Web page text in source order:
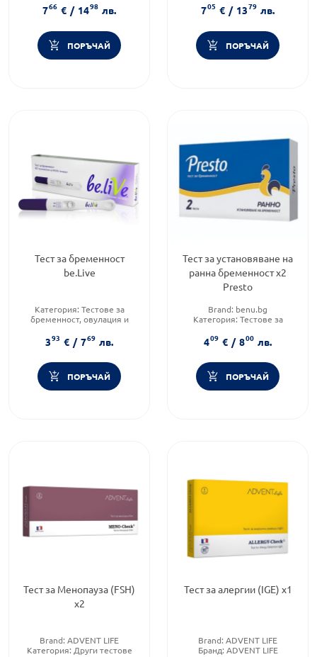
бременност, овулация и
фертилитет
766 € / 1498 лв.
ПОРЪЧАЙ
фертилитет
Предназначено за:
възрастни
705 € / 1379 лв.
ПОРЪЧАЙ
Тест за бременност
be.Live
Категория: Тестове за
бременност, овулация и
Предназначено за: възрастни
Форма на продукта:тест
393 € / 769 лв.
ПОРЪЧАЙ
Тест за установяване на
ранна бременност х2
Presto
Brand: benu.bg
Категория: Тестове за
фертилитет
Форма на продукта:тест
409 € / 800 лв.
ПОРЪЧАЙ
Тест за Менопауза (FSH)
х2
Brand: ADVENT LIFE
Категория: Други тестове
Тест за алергии (IGE) х1
Brand: ADVENT LIFE
Бранд: ADVENT LIFE